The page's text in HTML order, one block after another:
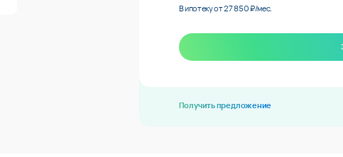
В ипотеку от 27 850 ₽/мес.
Получить предложение